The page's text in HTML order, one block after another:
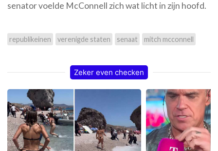
senator voelde McConnell zich wat licht in zijn hoofd.
republikeinen verenigde staten senaat mitch mcconnell
Zeker even checken